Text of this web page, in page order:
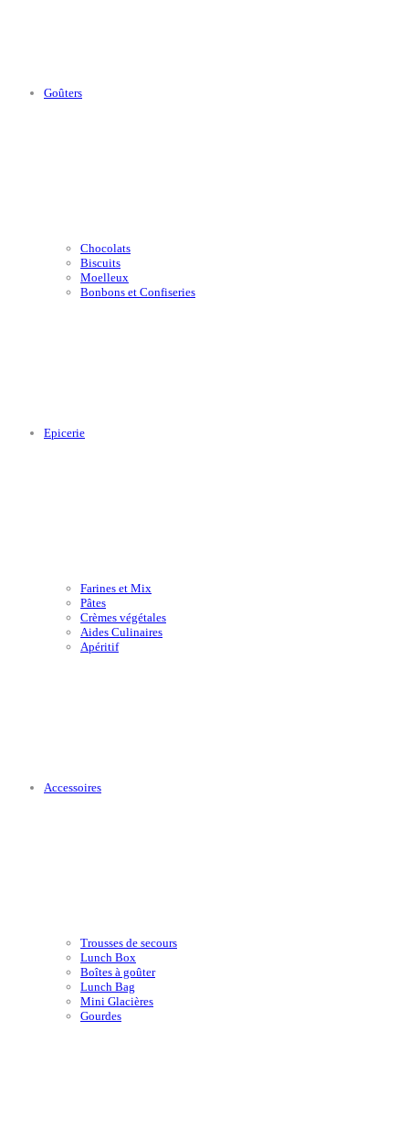
Goûters
Chocolats
Biscuits
Moelleux
Bonbons et Confiseries
Epicerie
Farines et Mix
Pâtes
Crèmes végétales
Aides Culinaires
Apéritif
Accessoires
Trousses de secours
Lunch Box
Boîtes à goûter
Lunch Bag
Mini Glacières
Gourdes